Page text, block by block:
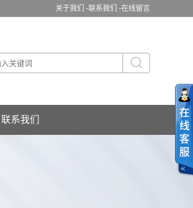
关于我们 -联系我们 -在线留言
联系我们